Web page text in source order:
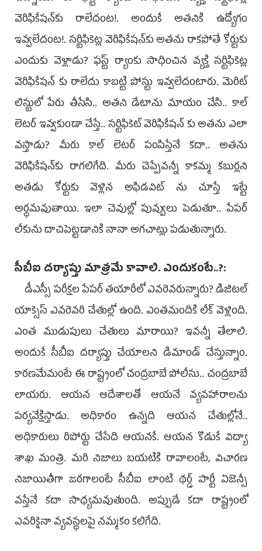
వెరిఫికేషన్‌కు రాలేదంట!. అందుకే అతనికి ఉద్యోగం
ఇవ్వలేదంట!. సర్టిఫికెట్ల వెరిఫికేషన్‌కు అతను రాకపోతే కోర్టుకు
ఎందుకు వెళ్లాడు? ఫస్ట్‌ ర్యాంకు సాధించిన వ్యక్తి సర్టిఫికెట్ల
వెరిఫికేషన్‌ కు రాలేదు కాబట్టి పోస్టు ఇవ్వలేదంటారు. మెరిట్‌
లిస్టులో పేరు తీసేసి.. అతని డేటాను మాయం చేసి.. కాల్‌
లెటర్‌ ఇవ్వకుండా చేస్తే.. సర్టిఫికెట్‌ వెరిఫికేషన్‌ కు అతను ఎలా
వస్తాడు? మీరు కాల్‌ లెటర్‌ పంపిస్తేనే కదా.. అతను
వెరిఫికేషన్‌కు రాగలిగేది. మీరు చెప్పేవన్నీ కాకమ్మ కబుర్లని
అతడు కోర్టుకు వెళ్లిన అఫిడవిట్‌ ను చూస్తే ఇట్టే
అర్థమవుతాయి. ఇలా చెవుల్లో పువ్వులు పెడుతూ.. పేపర్‌
లీకును దాచిపెట్టడానికి నానా అగచాట్లు పడుతున్నారు.
సీబీఐ దర్యాప్తు మాత్రమే కావాలి. ఎందుకంటే..?:
డీఎస్సీ పరీక్షల పేపర్‌ తయారీలో ఎవరెవరున్నారు? డిజిటల్‌
యాక్సెస్‌ ఎవరెవరి చేతుల్లో ఉంది. ఎంతమందికి లీక్‌ వెళ్లింది.
ఎంత ముడుపులు చేతులు మారాయి? ఇవన్నీ తేలాలి.
అందుకే సీబీఐ దర్యాప్తు చేయాలని డిమాండ్‌ చేస్తున్నాం.
కారణమేమంటే ఈ రాష్ట్రంలో చంద్రబాబే పోలీసు.. చంద్రబాబే
లాయరు. ఆయన ఆదేశాలతో ఆయనే వ్యవహారాలను
పర్యవేక్షిస్తాడు. అధికారం ఉన్నది ఆయన చేతుల్లోనే..
అధికారులు రిపోర్టు చేసేది ఆయనకే. ఆయన కొడుకే విద్యా
శాఖ మంత్రి. మరి నిజాలు బయటికి రావాలంటే, విచారణ
నిజాయితీగా జరగాలంటే సీబీఐ లాంటి థర్డ్‌ పార్టీ ఏజెన్సీ
వస్తేనే కదా సాధ్యమవుతుంది. అప్పుడే కదా రాష్ట్రంలో
ఎవరికైనా వ్యవస్థలపై నమ్మకం కలిగేది.